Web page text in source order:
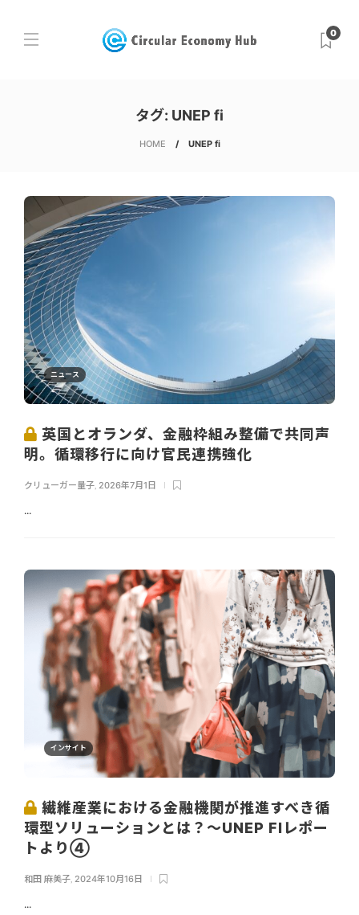
0
タグ: UNEP fi
HOME UNEP fi
ニュース
英国とオランダ、金融枠組み整備で共同声
明。循環移行に向け官民連携強化
クリューガー量子 2026年7月1日
...
インサイト
繊維産業における金融機関が推進すべき循
環型ソリューションとは？〜UNEP FIレポー
トより④
和田 麻美子 2024年10月16日
...